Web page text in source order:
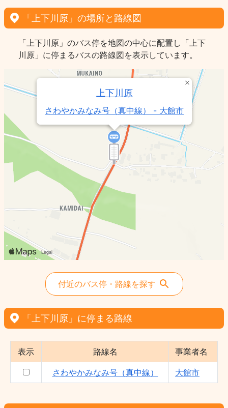
「上下川原」の場所と路線図
「上下川原」のバス停を地図の中心に配置し「上下
川原」に停まるバスの路線図を表示しています。
上下川原
さわやかみなみ号（真中線） - 大館市
付近のバス停・路線を探す
「上下川原」に停まる路線
表示 路線名 事業者名
さわやかみなみ号（真中線） 大館市